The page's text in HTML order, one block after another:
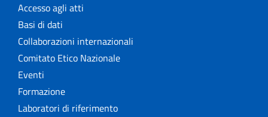
Accesso agli atti
Basi di dati
Collaborazioni internazionali
Comitato Etico Nazionale
Eventi
Formazione
Laboratori di riferimento